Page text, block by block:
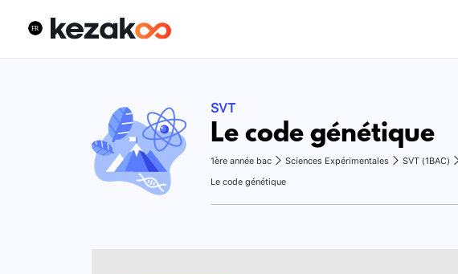
SVT
Le code génétique
1ère année bac Sciences Expérimentales SVT (1BAC)
Le code génétique